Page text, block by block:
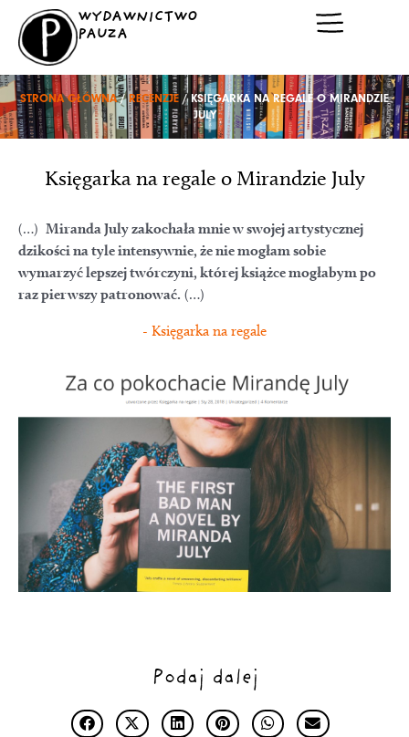
Przejdź
treści
WYDAWNICTWO
PAUZA
STRONA GŁÓWNA/RECENZJE / KSIĘGARKA NA REGALE O MIRANDZIE
JULY
Księgarka na regale o Mirandzie July
(…) Miranda July zakochała mnie w swojej artystycznej
dzikości na tyle intensywnie, że nie mogłam sobie
wymarzyć lepszej twórczyni, której książce mogłabym po
raz pierwszy patronować. (…)
- Księgarka na regale
Podaj dalej